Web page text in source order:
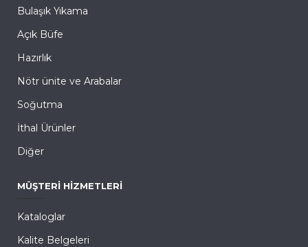
Bulaşık Yıkama
Açık Büfe
Hazırlık
Nötr ünite ve Arabalar
Soğutma
İthal Ürünler
Diğer
MÜŞTERI HIZMETLERI
Kataloglar
Kalite Belgeleri